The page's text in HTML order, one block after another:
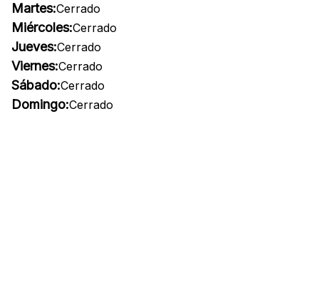
Martes:Cerrado
Miércoles:Cerrado
Jueves:Cerrado
Viernes:Cerrado
Sábado:Cerrado
Domingo:Cerrado